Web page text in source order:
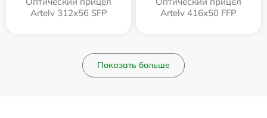
Artelv 312x56 SFP
Artelv 416x50 FFP
Показать больше